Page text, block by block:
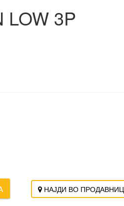
LOW 3P
НАЈДИ ВО